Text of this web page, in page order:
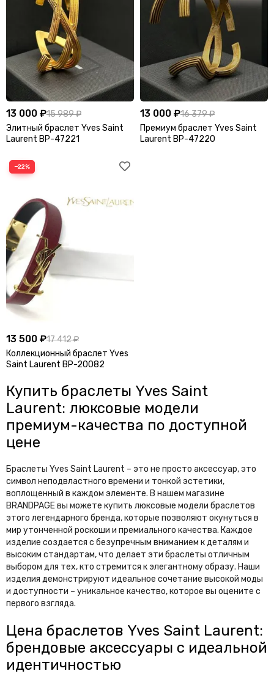
13 000 ₽15 989 ₽
Элитный браслет Yves Saint
Laurent BP-47221
13 000 ₽16 379 ₽
Премиум браслет Yves Saint
Laurent BP-47220
−22%
13 500 ₽17 412 ₽
Коллекционный браслет Yves
Saint Laurent BP-20082
Купить браслеты Yves Saint
Laurent: люксовые модели
премиум-качества по доступной
цене
Браслеты Yves Saint Laurent – это не просто аксессуар, это
символ неподвластного времени и тонкой эстетики,
воплощенный в каждом элементе. В нашем магазине
BRANDPAGE вы можете купить люксовые модели браслетов
этого легендарного бренда, которые позволяют окунуться в
мир утонченной роскоши и премиального качества. Каждое
изделие создается с безупречным вниманием к деталям и
высоким стандартам, что делает эти браслеты отличным
выбором для тех, кто стремится к элегантному образу. Наши
изделия демонстрируют идеальное сочетание высокой моды
и доступности – уникальное качество, которое вы оцените с
первого взгляда.
Цена браслетов Yves Saint Laurent:
брендовые аксессуары с идеальной
идентичностью